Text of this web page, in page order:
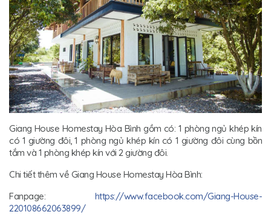
Giang House Homestay Hòa Bình gồm có: 1 phòng ngủ khép kín
có 1 giường đôi, 1 phòng ngủ khép kín có 1 giường đôi cùng bồn
tắm và 1 phòng khép kín với 2 giường đôi.
Chi tiết thêm về Giang House Homestay Hòa Bình:
Fanpage: https://www.facebook.com/Giang-House-
220108662063899/